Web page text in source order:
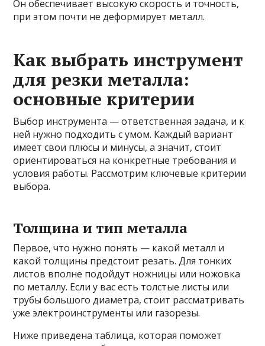
Он обеспечивает высокую скорость и точность,
при этом почти не деформирует металл.
Как выбрать инструмент
для резки металла:
основные критерии
Выбор инструмента — ответственная задача, и к
ней нужно подходить с умом. Каждый вариант
имеет свои плюсы и минусы, а значит, стоит
ориентироваться на конкретные требования и
условия работы. Рассмотрим ключевые критерии
выбора.
Толщина и тип металла
Первое, что нужно понять — какой металл и
какой толщины предстоит резать. Для тонких
листов вполне подойдут ножницы или ножовка
по металлу. Если у вас есть толстые листы или
трубы большого диаметра, стоит рассматривать
уже электроинструменты или газорезы.
Ниже приведена таблица, которая поможет